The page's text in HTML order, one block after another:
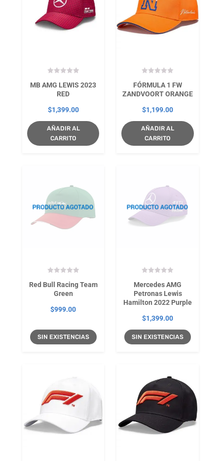
MB AMG LEWIS 2023
RED
$1,399.00
AÑADIR AL
CARRITO
FÓRMULA 1 FW
ZANDVOORT ORANGE
$1,199.00
AÑADIR AL
CARRITO
Red Bull Racing Team
Green
$999.00
SIN EXISTENCIAS
Mercedes AMG
Petronas Lewis
Hamilton 2022 Purple
$1,399.00
SIN EXISTENCIAS